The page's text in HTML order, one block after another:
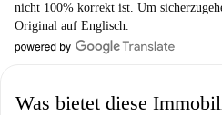
nicht 100% korrekt ist. Um
Original auf Englisch.
Was bietet diese